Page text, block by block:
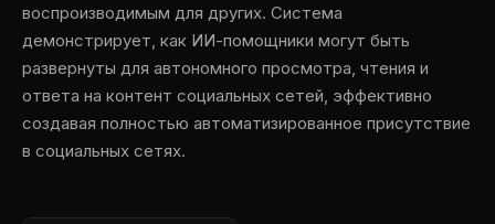
воспроизводимым для других. Система
демонстрирует, как ИИ-помощники могут быть
развернуты для автономного просмотра, чтения и
ответа на контент социальных сетей, эффективно
создавая полностью автоматизированное присутствие
в социальных сетях.